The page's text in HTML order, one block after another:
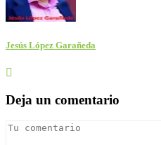
Jesús López Garañeda
Deja un comentario